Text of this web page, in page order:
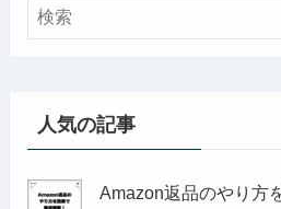
人気の記事
Amazon返品のやり方